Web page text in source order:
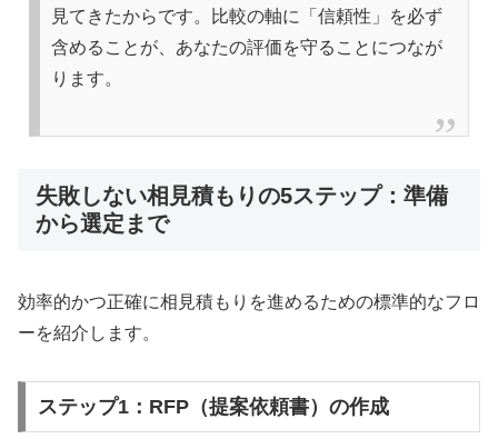
見てきたからです。比較の軸に「信頼性」を必ず
含めることが、あなたの評価を守ることにつなが
ります。
失敗しない相見積もりの5ステップ：準備
から選定まで
効率的かつ正確に相見積もりを進めるための標準的なフロ
ーを紹介します。
ステップ1：RFP（提案依頼書）の作成